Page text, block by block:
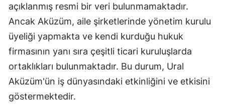
Tokat
Trabzon
Tunceli
açıklanmış resmi bir veri bulunmamaktadır.
Ancak Aküzüm, aile şirketlerinde yönetim kurulu
üyeliği yapmakta ve kendi kurduğu hukuk
firmasının yanı sıra çeşitli ticari kuruluşlarda
ortaklıkları bulunmaktadır. Bu durum, Ural
Aküzüm'ün iş dünyasındaki etkinliğini ve etkisini
göstermektedir.